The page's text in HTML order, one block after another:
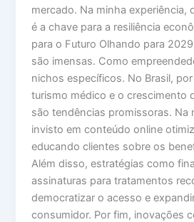
mercado. Na minha experiência,
é a chave para a resiliência
para o Futuro Olhando para
são imensas. Como
nichos específicos. No Brasil,
turismo médico e o crescimento
são tendências promissoras. Na
invisto em conteúdo online
educando clientes sobre os
Além disso, estratégias como
assinaturas para tratamentos
democratizar o acesso e
consumidor. Por fim, inovações